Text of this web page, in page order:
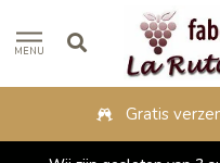
MENU
Gratis